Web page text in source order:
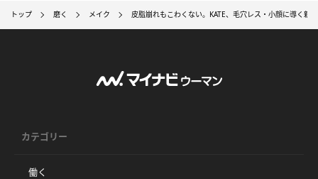
トップ 磨く メイク 皮脂崩れもこわくない。KATE、毛穴レス・小顔に導く新
カテゴリー
働く